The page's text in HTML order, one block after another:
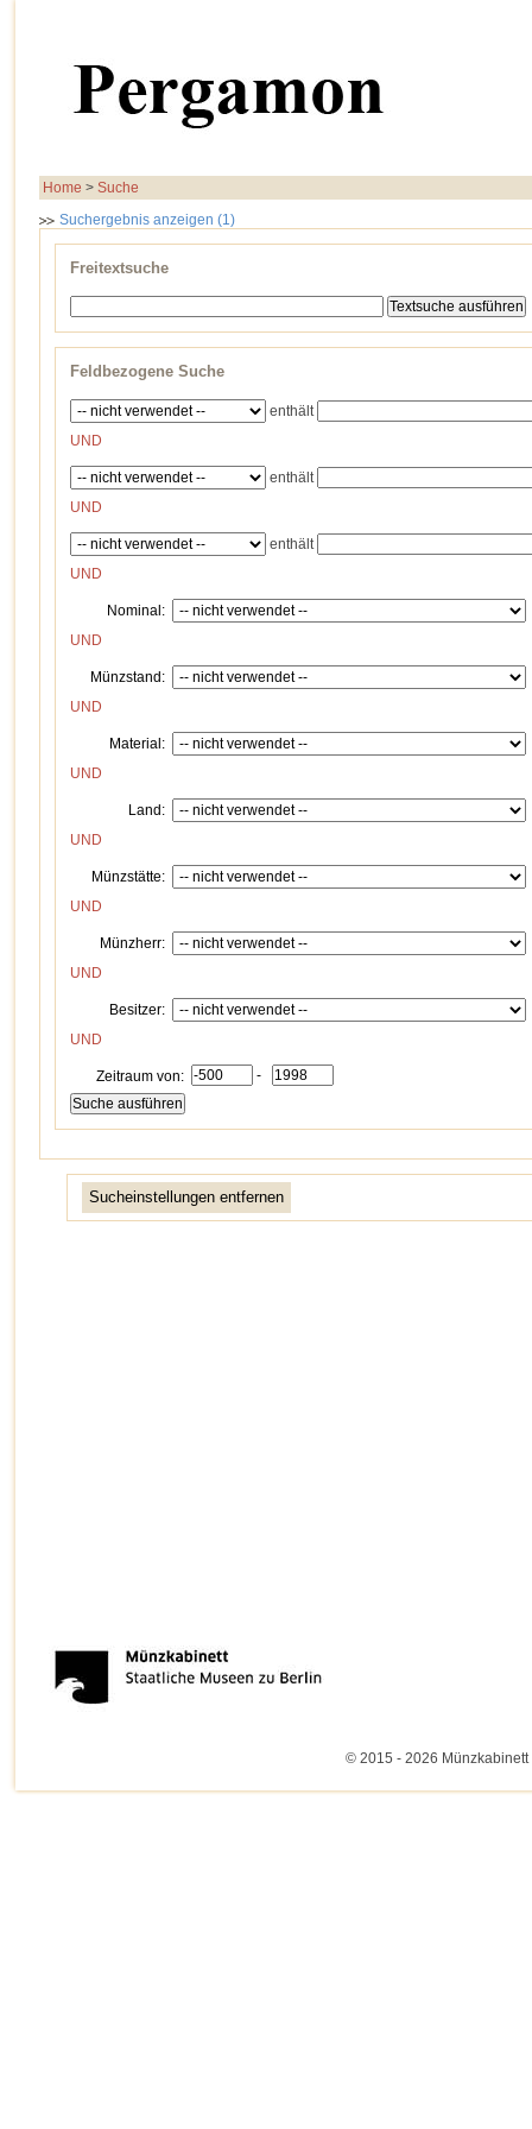
Home > Suche
Suchergebnis anzeigen (1)
Freitextsuche
Feldbezogene Suche
enthält
UND
enthält
UND
enthält
UND
Nominal:
UND
Münzstand:
UND
Material:
UND
Land:
UND
Münzstätte:
UND
Münzherr:
UND
Besitzer:
UND
Zeitraum von: -
Sucheinstellungen entfernen
© 2015 - 2026